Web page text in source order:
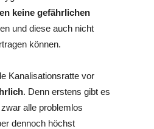
keine gefährlichen
und diese auch nicht
können.
Kanalisationsratte vor
. Denn erstens gibt es
alle problemlos
dennoch höchst